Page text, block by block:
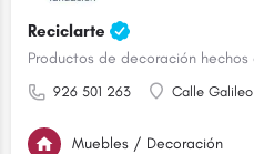
Reciclarte
926 501 263 Calle Galileo
Muebles / Decoración